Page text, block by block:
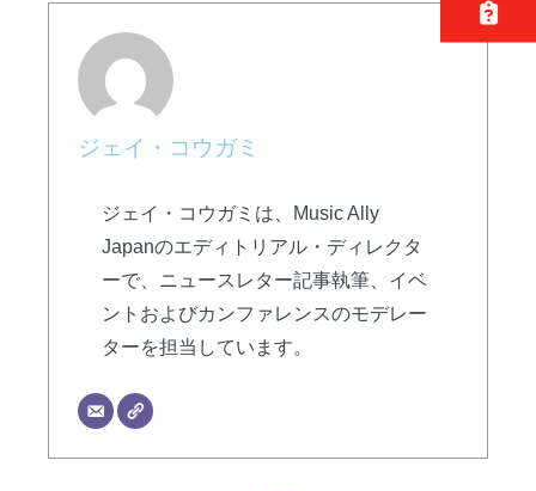
ジェイ・コウガミ
ジェイ・コウガミは、Music Ally
Japanのエディトリアル・ディレクタ
ーで、ニュースレター記事執筆、イベ
ントおよびカンファレンスのモデレー
ターを担当しています。